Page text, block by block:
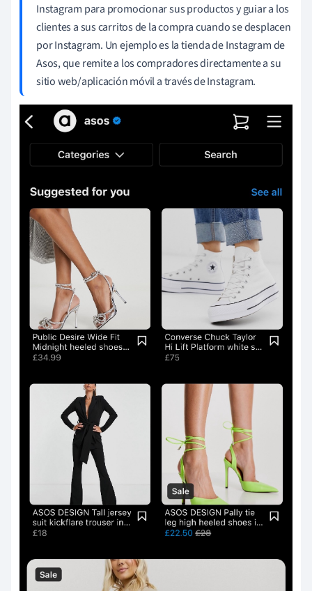
Instagram para promocionar sus productos y guiar a los
clientes a sus carritos de la compra cuando se desplacen
por Instagram. Un ejemplo es la tienda de Instagram de
Asos, que remite a los compradores directamente a su
sitio web/aplicación móvil a través de Instagram.